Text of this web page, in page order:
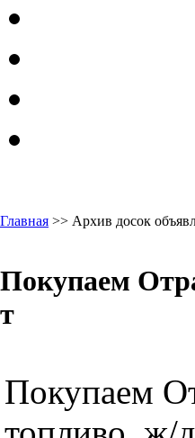
Главная >> Архив досок
Покупаем
т
Покупаем